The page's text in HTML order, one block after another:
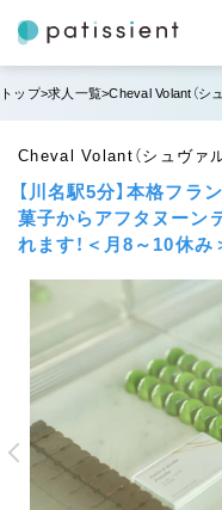
トップ 求人一覧 Cheval Volant（シ
Cheval Volant（シュヴァ
【川名駅5分】本格フラ
菓子からアフタヌーン
れます！＜月8～10休み